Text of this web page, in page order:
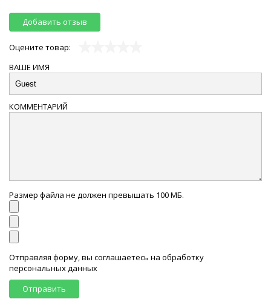
Добавить отзыв
Оцените товар:
ВАШЕ ИМЯ
КОММЕНТАРИЙ
Размер файла не должен превышать 100 МБ.
Отправляя форму, вы соглашаетесь на обработку
персональных данных
Отправить